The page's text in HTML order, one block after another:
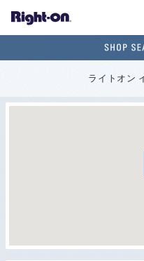
ライトオン